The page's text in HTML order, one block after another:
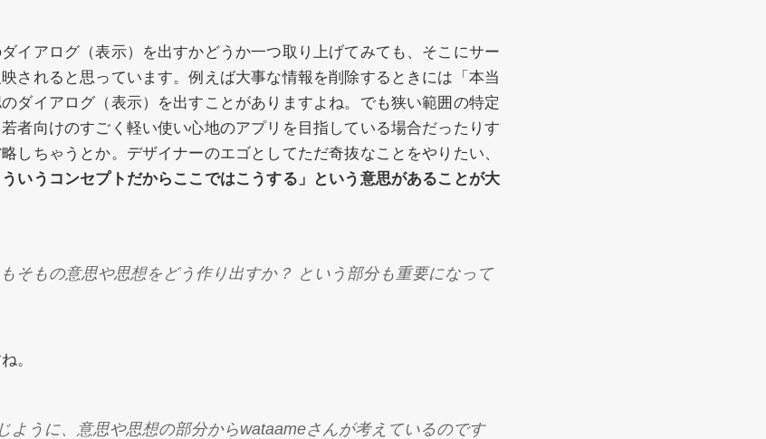
イアログ（表示）を出すかどうか一つ取り上げてみても、そこにサー
されると思っています。例えば大事な情報を削除するときには「本当
ダイアログ（表示）を出すことがありますよね。でも狭い範囲の特定
者向けのすごく軽い使い心地のアプリを目指している場合だったりす
しちゃうとか。デザイナーのエゴとしてただ奇抜なことをやりたい、
ういうコンセプトだからここではこうする」という意思があることが大
そもの意思や思想をどう作り出すか？ という部分も重要になって
。
ように、意思や思想の部分からwataameさんが考えているのです